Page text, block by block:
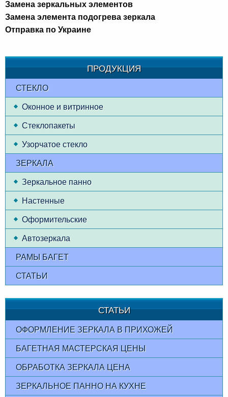
Замена зеркальных элементов
Замена элемента подогрева зеркала
Отправка по Украине
ПРОДУКЦИЯ
СТЕКЛО
Оконное и витринное
Стеклопакеты
Узорчатое стекло
ЗЕРКАЛА
Зеркальное панно
Настенные
Оформительские
Автозеркала
РАМЫ БАГЕТ
СТАТЬИ
СТАТЬИ
ОФОРМЛЕНИЕ ЗЕРКАЛА В ПРИХОЖЕЙ
БАГЕТНАЯ МАСТЕРСКАЯ ЦЕНЫ
ОБРАБОТКА ЗЕРКАЛА ЦЕНА
ЗЕРКАЛЬНОЕ ПАННО НА КУХНЕ